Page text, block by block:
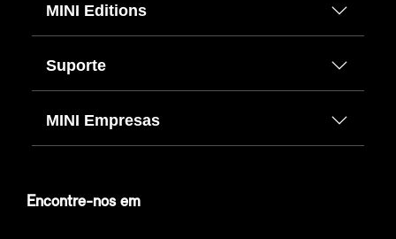
MINI Editions
Suporte
MINI Empresas
Encontre-nos em